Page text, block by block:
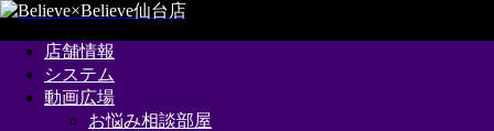
店舗情報
システム
動画広場
お悩み相談部屋